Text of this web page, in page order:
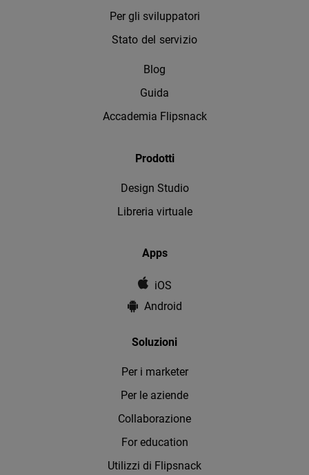
Per gli sviluppatori
Stato del servizio
Blog
Guida
Accademia Flipsnack
Prodotti
Design Studio
Libreria virtuale
Apps
iOS
Android
Soluzioni
Per i marketer
Per le aziende
Collaborazione
For education
Utilizzi di Flipsnack